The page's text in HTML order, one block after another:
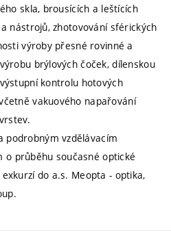
skla, brousících a leštících
nástrojů, zhotovování sférických
výroby přesné rovinné a
brýlových čoček, dílenskou
kontrolu hotových
vakuového napařování
podrobným vzdělávacím
průběhu současné optické
do a.s. Meopta - optika,